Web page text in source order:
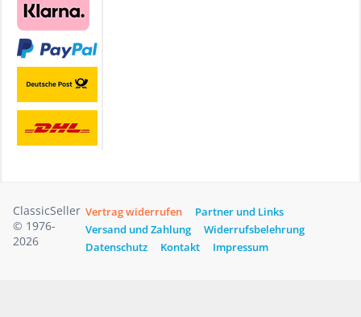
ClassicSeller
© 1976-
2026
Vertrag widerrufen
Partner und Links
Versand und Zahlung
Widerrufsbelehrung
Datenschutz
Kontakt Impressum